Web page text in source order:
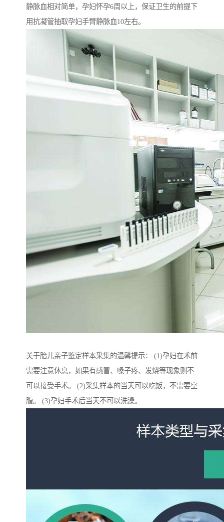
静脉血相对简单，孕妇怀孕6周以上，保证卫生的前提下
用抗凝管抽取孕妇手臂静脉血10左右。
关于胎儿亲子鉴定样本采集的温馨提示： (1)孕妇在术前
需要注意休息，如果有感冒、嗓子疼、发烧等现象则不
可以接受手术。 (2)采集样本的当天可以吃饭，不需要空
腹。 (3)孕妇手术后当天不可以洗澡。